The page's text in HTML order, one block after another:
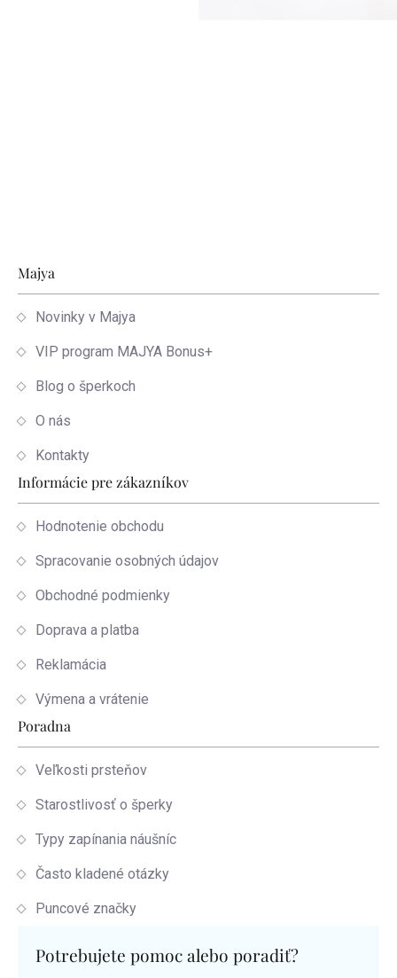
Zápätie
Majya
Novinky v Majya
VIP program MAJYA Bonus+
Blog o šperkoch
O nás
Kontakty
Informácie pre zákazníkov
Hodnotenie obchodu
Spracovanie osobných údajov
Obchodné podmienky
Doprava a platba
Reklamácia
Výmena a vrátenie
Poradna
Veľkosti prsteňov
Starostlivosť o šperky
Typy zapínania náušníc
Často kladené otázky
Puncové značky
Potrebujete pomoc alebo poradiť?